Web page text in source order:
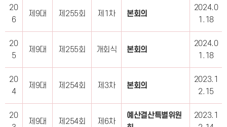
20
6
제9대 제255회 제1차 본회의
2024.0
1.18
20
5
제9대 제255회 개회식 본회의
2024.0
1.18
20
4
제9대 제254회 제3차 본회의
2023.1
2.15
20
제9대 제254회 제6차
예산결산특별위원
2023.1